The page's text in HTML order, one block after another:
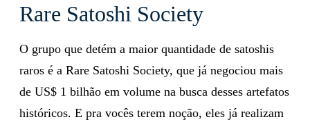
Rare Satoshi Society
O grupo que detém a maior quantidade de satoshis
raros é a Rare Satoshi Society, que já negociou mais
de US$ 1 bilhão em volume na busca desses artefatos
históricos. E pra vocês terem noção, eles já realizam